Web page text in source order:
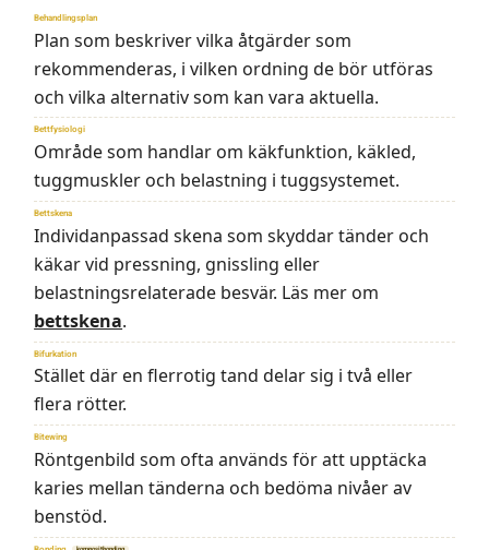
Behandlingsplan
Plan som beskriver vilka åtgärder som
rekommenderas, i vilken ordning de bör utföras
och vilka alternativ som kan vara aktuella.
Bettfysiologi
Område som handlar om käkfunktion, käkled,
tuggmuskler och belastning i tuggsystemet.
Bettskena
Individanpassad skena som skyddar tänder och
käkar vid pressning, gnissling eller
belastningsrelaterade besvär. Läs mer om
bettskena.
Bifurkation
Stället där en flerrotig tand delar sig i två eller
flera rötter.
Bitewing
Röntgenbild som ofta används för att upptäcka
karies mellan tänderna och bedöma nivåer av
benstöd.